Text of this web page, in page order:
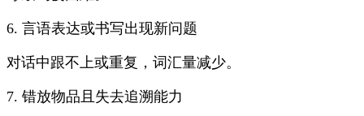
6. 言语表达或书写出现新问题
对话中跟不上或重复，词汇量减少。
7. 错放物品且失去追溯能力